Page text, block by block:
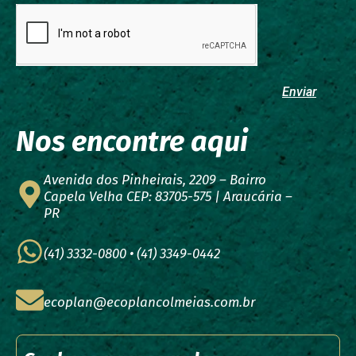
Enviar
Nos encontre aqui
Avenida dos Pinheirais, 2209 – Bairro
Capela Velha CEP: 83705-575 | Araucária –
PR
(41) 3332-0800 • (41) 3349-0442
ecoplan@ecoplancolmeias.com.br